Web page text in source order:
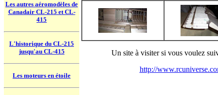
Les autres aéromodèles de
Canadair CL-215 et CL-
415
L'historique du CL-215
jusqu'au CL-415
Les moteurs en étoile
Un site à visiter si vous voulez
http://